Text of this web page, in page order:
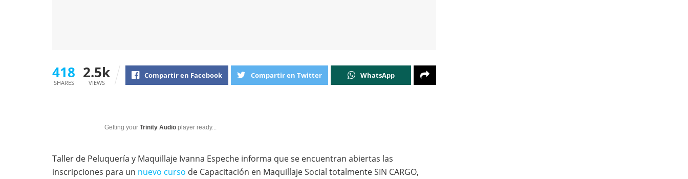
418
SHARES
2.5k
VIEWS
Compartir en Facebook Compartir en Twitter WhatsApp
Getting your Trinity Audio player ready...
Taller de Peluquería y Maquillaje Ivanna Espeche informa que se encuentran abiertas las
inscripciones para un nuevo curso de Capacitación en Maquillaje Social totalmente SIN CARGO,